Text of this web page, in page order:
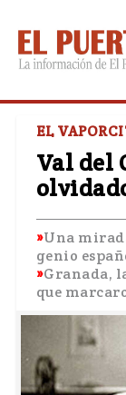
EL
Val del
Una
genio
Granada,
que